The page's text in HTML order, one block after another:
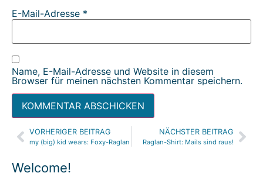
Welcome!
E-Mail-Adresse *
Name, E-Mail-Adresse und Website in diesem
Browser für meinen nächsten Kommentar speichern.
Alternative:
VORHERIGER BEITRAG
my (big) kid wears: Foxy-Raglan
NÄCHSTER BEITRAG
Raglan-Shirt: Mails sind raus!